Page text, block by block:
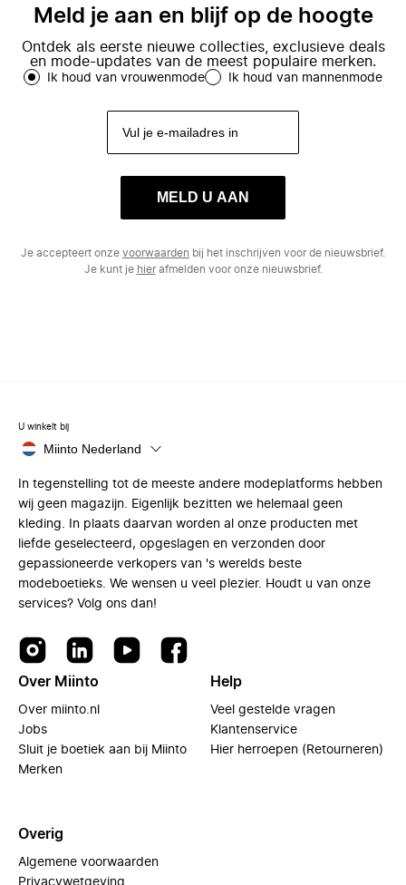
Meld je aan en blijf op de hoogte
Ontdek als eerste nieuwe collecties, exclusieve deals
en mode-updates van de meest populaire merken.
Ik houd van vrouwenmode Ik houd van mannenmode
MELD U AAN
Je accepteert onze voorwaarden bij het inschrijven voor de nieuwsbrief.
Je kunt je hierafmelden voor onze nieuwsbrief.
U winkelt bij
Miinto Nederland
In tegenstelling tot de meeste andere modeplatforms hebben
wij geen magazijn. Eigenlijk bezitten we helemaal geen
kleding. In plaats daarvan worden al onze producten met
liefde geselecteerd, opgeslagen en verzonden door
gepassioneerde verkopers van 's werelds beste
modeboetieks. We wensen u veel plezier. Houdt u van onze
services? Volg ons dan!
Over Miinto
Over miinto.nl
Jobs
Sluit je boetiek aan bij Miinto
Merken
Help
Veel gestelde vragen
Klantenservice
Hier herroepen (Retourneren)
Overig
Algemene voorwaarden
Privacywetgeving